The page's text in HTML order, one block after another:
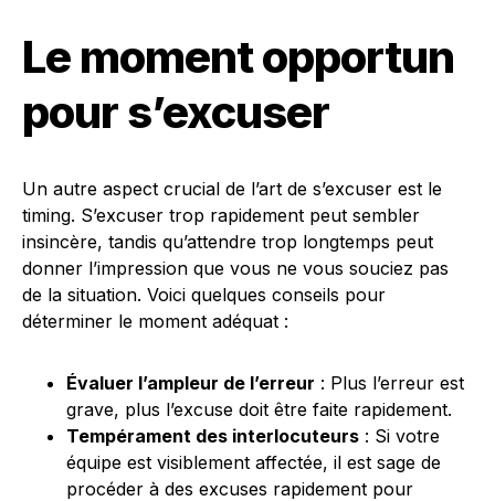
Le moment opportun
pour s’excuser
Un autre aspect crucial de l’art de s’excuser est le
timing. S’excuser trop rapidement peut sembler
insincère, tandis qu’attendre trop longtemps peut
donner l’impression que vous ne vous souciez pas
de la situation. Voici quelques conseils pour
déterminer le moment adéquat :
Évaluer l’ampleur de l’erreur : Plus l’erreur est
grave, plus l’excuse doit être faite rapidement.
Tempérament des interlocuteurs : Si votre
équipe est visiblement affectée, il est sage de
procéder à des excuses rapidement pour